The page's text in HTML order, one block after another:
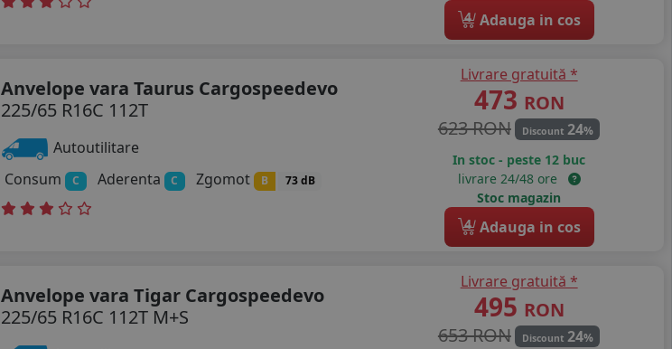
4 Adauga in cos
Anvelope vara Taurus Cargospeedevo
225/65 R16C 112T
Autoutilitare
Consum
C Aderenta C Zgomot B 73 dB
Livrare gratuită *
473 RON
623 RON
Discount 24%
In stoc - peste 12 buc
livrare 24/48 ore
Stoc magazin
4 Adauga in cos
Anvelope vara Tigar Cargospeedevo
225/65 R16C 112T M+S
Livrare gratuită *
495 RON
653 RON
Discount 24%